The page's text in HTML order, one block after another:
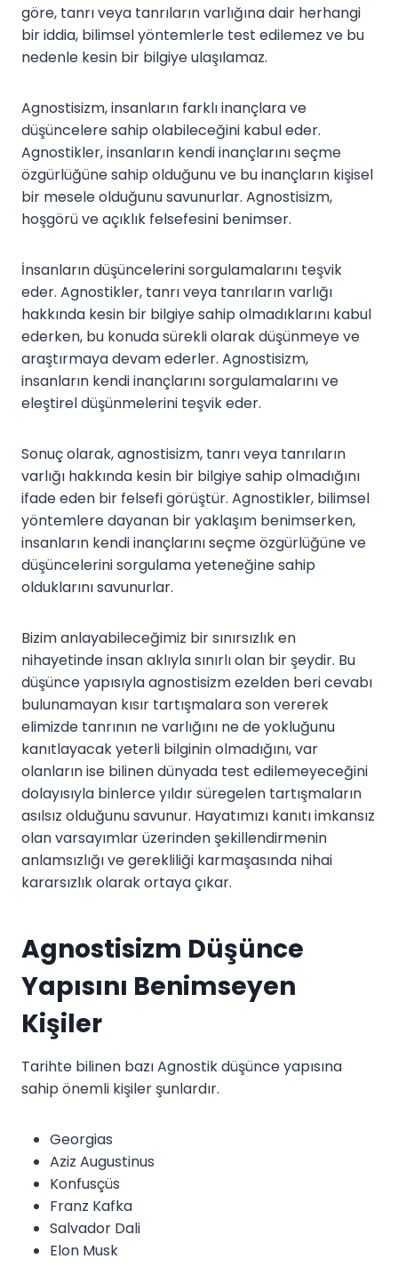
göre, tanrı veya tanrıların varlığına dair herhangi
bir iddia, bilimsel yöntemlerle test edilemez ve bu
nedenle kesin bir bilgiye ulaşılamaz.
Agnostisizm, insanların farklı inançlara ve
düşüncelere sahip olabileceğini kabul eder.
Agnostikler, insanların kendi inançlarını seçme
özgürlüğüne sahip olduğunu ve bu inançların kişisel
bir mesele olduğunu savunurlar. Agnostisizm,
hoşgörü ve açıklık felsefesini benimser.
İnsanların düşüncelerini sorgulamalarını teşvik
eder. Agnostikler, tanrı veya tanrıların varlığı
hakkında kesin bir bilgiye sahip olmadıklarını kabul
ederken, bu konuda sürekli olarak düşünmeye ve
araştırmaya devam ederler. Agnostisizm,
insanların kendi inançlarını sorgulamalarını ve
eleştirel düşünmelerini teşvik eder.
Sonuç olarak, agnostisizm, tanrı veya tanrıların
varlığı hakkında kesin bir bilgiye sahip olmadığını
ifade eden bir felsefi görüştür. Agnostikler, bilimsel
yöntemlere dayanan bir yaklaşım benimserken,
insanların kendi inançlarını seçme özgürlüğüne ve
düşüncelerini sorgulama yeteneğine sahip
olduklarını savunurlar.
Bizim anlayabileceğimiz bir sınırsızlık en
nihayetinde insan aklıyla sınırlı olan bir şeydir. Bu
düşünce yapısıyla agnostisizm ezelden beri cevabı
bulunamayan kısır tartışmalara son vererek
elimizde tanrının ne varlığını ne de yokluğunu
kanıtlayacak yeterli bilginin olmadığını, var
olanların ise bilinen dünyada test edilemeyeceğini
dolayısıyla binlerce yıldır süregelen tartışmaların
asılsız olduğunu savunur. Hayatımızı kanıtı imkansız
olan varsayımlar üzerinden şekillendirmenin
anlamsızlığı ve gerekliliği karmaşasında nihai
kararsızlık olarak ortaya çıkar.
Agnostisizm Düşünce
Yapısını Benimseyen
Kişiler
Tarihte bilinen bazı Agnostik düşünce yapısına
sahip önemli kişiler şunlardır.
Georgias
Aziz Augustinus
Konfusçüs
Franz Kafka
Salvador Dali
Elon Musk